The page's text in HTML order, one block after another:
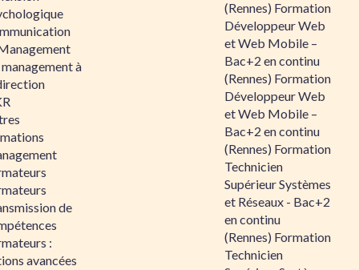
à
de
:
avancées
(Rennes) Formation
Développeur Web
et Web Mobile –
Bac+2 en continu
(Rennes) Formation
Développeur Web
et Web Mobile –
Bac+2 en continu
(Rennes) Formation
Technicien
Supérieur Systèmes
et Réseaux - Bac+2
en continu
(Rennes) Formation
Technicien